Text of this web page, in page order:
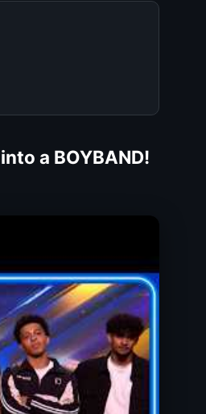
a BOYBAND!